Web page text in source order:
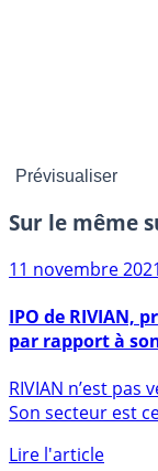
Sur le même
11 novembre
par rapport à
Son secteur est